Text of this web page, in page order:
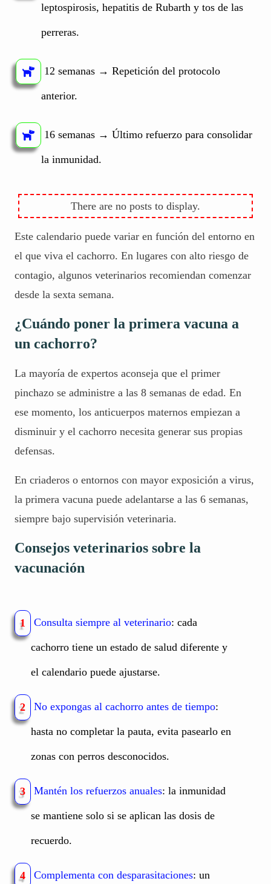
leptospirosis, hepatitis de Rubarth y tos de las
perreras.
12 semanas → Repetición del protocolo
anterior.
16 semanas → Último refuerzo para consolidar
la inmunidad.
Este calendario puede variar en función del entorno en
el que viva el cachorro. En lugares con alto riesgo de
contagio, algunos veterinarios recomiendan comenzar
desde la sexta semana.
¿Cuándo poner la primera vacuna a
un cachorro?
La mayoría de expertos aconseja que el primer
pinchazo se administre a las 8 semanas de edad. En
ese momento, los anticuerpos maternos empiezan a
disminuir y el cachorro necesita generar sus propias
defensas.
En criaderos o entornos con mayor exposición a virus,
la primera vacuna puede adelantarse a las 6 semanas,
siempre bajo supervisión veterinaria.
Consejos veterinarios sobre la
vacunación
1 Consulta siempre al veterinario: cada
cachorro tiene un estado de salud diferente y
el calendario puede ajustarse.
2 No expongas al cachorro antes de tiempo:
hasta no completar la pauta, evita pasearlo en
zonas con perros desconocidos.
3 Mantén los refuerzos anuales: la inmunidad
se mantiene solo si se aplican las dosis de
recuerdo.
4 Complementa con desparasitaciones: un